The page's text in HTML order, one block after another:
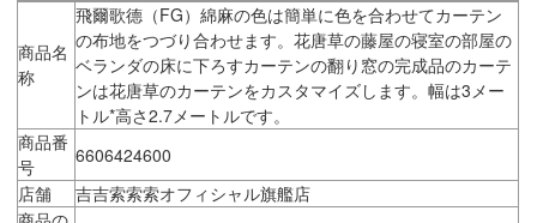
商品名
称
飛爾歌德（FG）綿麻の色は簡単に色を合わせてカーテン
の布地をつづり合わせます。花唐草の藤屋の寝室の部屋の
ベランダの床に下ろすカーテンの翻り窓の完成品のカーテ
ンは花唐草のカーテンをカスタマイズします。幅は3メー
トル*高さ2.7メートルです。
商品番
号
6606424600
店舗
吉吉索索索オフィシャル旗艦店